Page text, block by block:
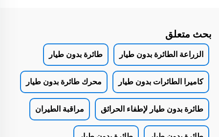
بحث متعلق
الزراعة الطائرة بدون طيار طائرة بدون طيار
كاميرا الطائرات بدون طيار محرك طائرة بدون طيار
طائرة بدون طيار لإطفاء الحرائق مراقبة الطيران